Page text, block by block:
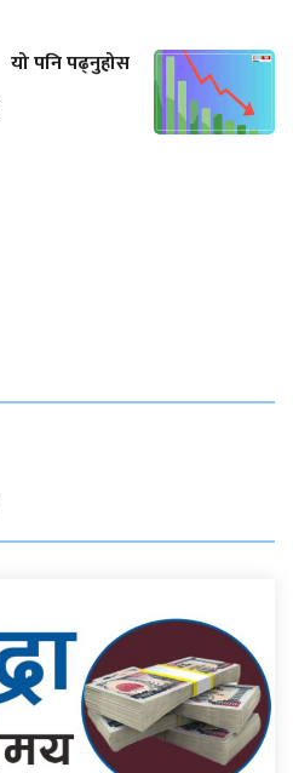
यो पनि पढ्नुहोस